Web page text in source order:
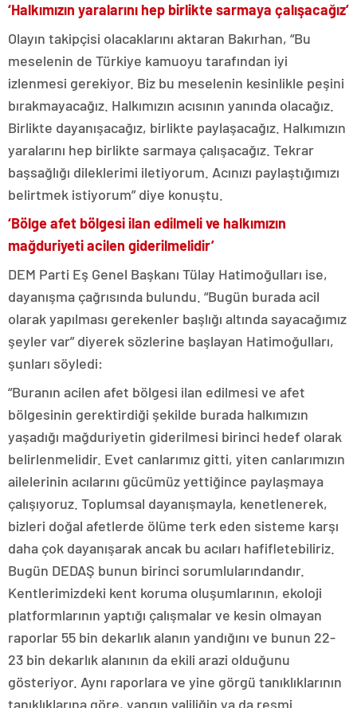
‘Halkımızın yaralarını hep birlikte sarmaya çalışacağız’
Olayın takipçisi olacaklarını aktaran Bakırhan, “Bu
meselenin de Türkiye kamuoyu tarafından iyi
izlenmesi gerekiyor. Biz bu meselenin kesinlikle peşini
bırakmayacağız. Halkımızın acısının yanında olacağız.
Birlikte dayanışacağız, birlikte paylaşacağız. Halkımızın
yaralarını hep birlikte sarmaya çalışacağız. Tekrar
başsağlığı dileklerimi iletiyorum. Acınızı paylaştığımızı
belirtmek istiyorum” diye konuştu.
‘Bölge afet bölgesi ilan edilmeli ve halkımızın
mağduriyeti acilen giderilmelidir’
DEM Parti Eş Genel Başkanı Tülay Hatimoğulları ise,
dayanışma çağrısında bulundu. “Bugün burada acil
olarak yapılması gerekenler başlığı altında sayacağımız
şeyler var” diyerek sözlerine başlayan Hatimoğulları,
şunları söyledi:
“Buranın acilen afet bölgesi ilan edilmesi ve afet
bölgesinin gerektirdiği şekilde burada halkımızın
yaşadığı mağduriyetin giderilmesi birinci hedef olarak
belirlenmelidir. Evet canlarımız gitti, yiten canlarımızın
ailelerinin acılarını gücümüz yettiğince paylaşmaya
çalışıyoruz. Toplumsal dayanışmayla, kenetlenerek,
bizleri doğal afetlerde ölüme terk eden sisteme karşı
daha çok dayanışarak ancak bu acıları hafifletebiliriz.
Bugün DEDAŞ bunun birinci sorumlularındandır.
Kentlerimizdeki kent koruma oluşumlarının, ekoloji
platformlarının yaptığı çalışmalar ve kesin olmayan
raporlar 55 bin dekarlık alanın yandığını ve bunun 22-
23 bin dekarlık alanının da ekili arazi olduğunu
gösteriyor. Aynı raporlara ve yine görgü tanıklıklarının
tanıklıklarına göre, yangın valiliğin ya da resmi